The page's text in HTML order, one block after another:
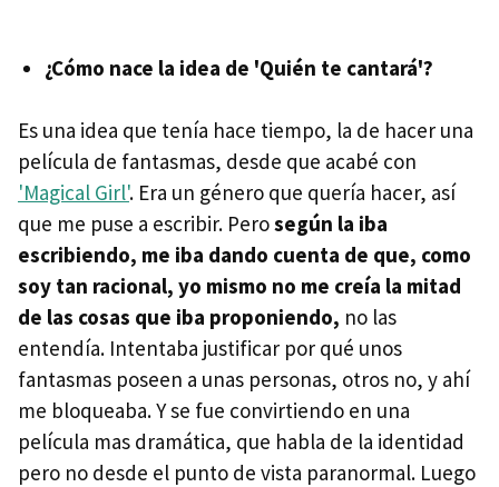
¿Cómo nace la idea de 'Quién te cantará'?
Es una idea que tenía hace tiempo, la de hacer una
película de fantasmas, desde que acabé con
'Magical Girl'. Era un género que quería hacer, así
que me puse a escribir. Perosegún la iba
escribiendo, me iba dando cuenta de que, como
soy tan racional, yo mismo no me creía la mitad
de las cosas que iba proponiendo, no las
entendía. Intentaba justificar por qué unos
fantasmas poseen a unas personas, otros no, y ahí
me bloqueaba. Y se fue convirtiendo en una
película mas dramática, que habla de la identidad
pero no desde el punto de vista paranormal. Luego